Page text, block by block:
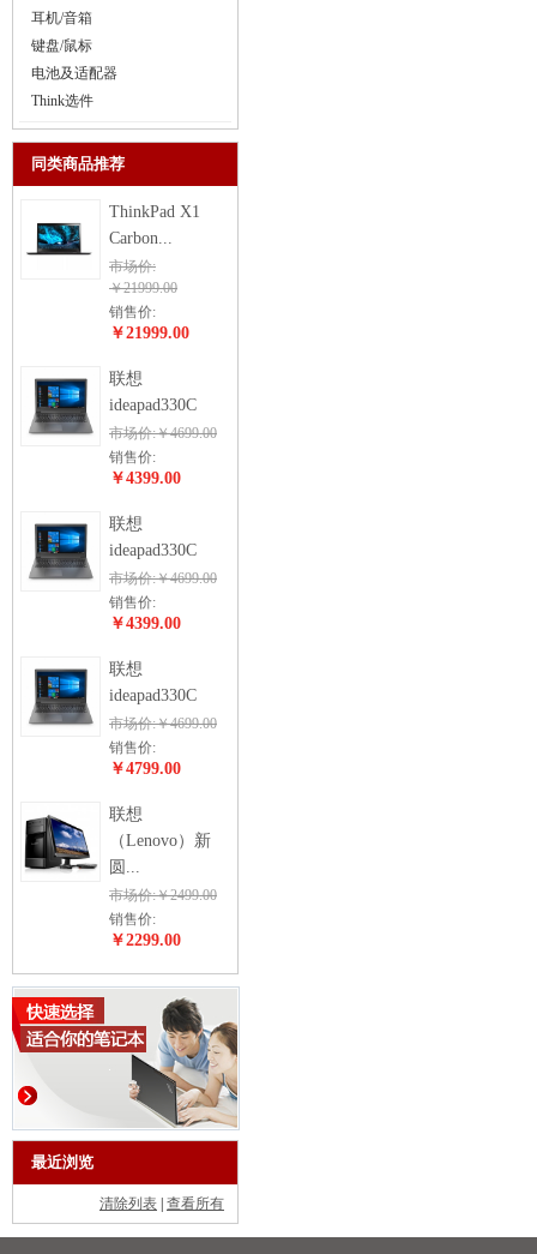
耳机/音箱
键盘/鼠标
电池及适配器
Think选件
同类商品推荐
ThinkPad X1
Carbon...
市场价:
￥21999.00
销售价:
￥21999.00
联想
ideapad330C
市场价:￥4699.00
销售价:
￥4399.00
联想
ideapad330C
市场价:￥4699.00
销售价:
￥4399.00
联想
ideapad330C
市场价:￥4699.00
销售价:
￥4799.00
联想
（Lenovo）新
圆...
市场价:￥2499.00
销售价:
￥2299.00
最近浏览
清除列表 查看所有